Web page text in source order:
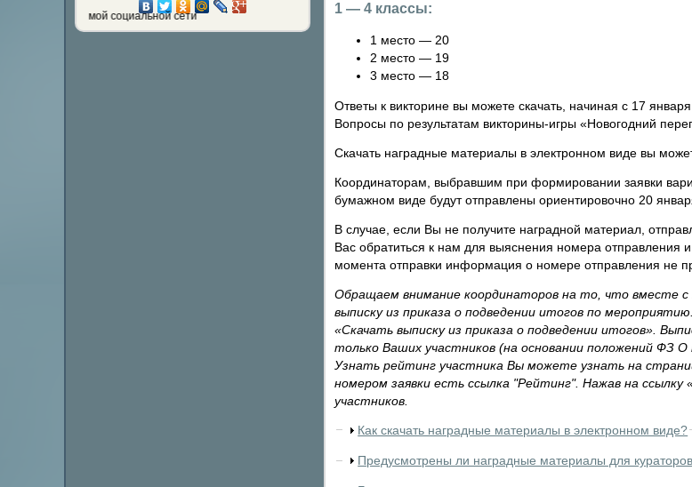
любимой социальной сети 1 — 4 классы:
1 место — 20
2 место — 19
3 место — 18
Ответы к викторине вы можете скачать, начиная с 17 января.
Вопросы по результатам викторины-игры «Новогодний
Скачать наградные материалы в электронном виде вы
Координаторам, выбравшим при формировании заявки
бумажном виде будут отправлены ориентировочно 20
В случае, если Вы не получите наградной материал,
Вас обратиться к нам для выяснения номера отправления
момента отправки информация о номере отправления не
Обращаем внимание координаторов на то, что вместе
выписку из приказа о подведении итогов по
«Скачать выписку из приказа о подведении итогов».
только Ваших участников (на основании положений ФЗ О
Узнать рейтинг участника Вы можете узнать на
номером заявки есть ссылка "Рейтинг". Нажав на
участников.
Как скачать наградные материалы в электронном виде?
Предусмотрены ли наградные материалы для